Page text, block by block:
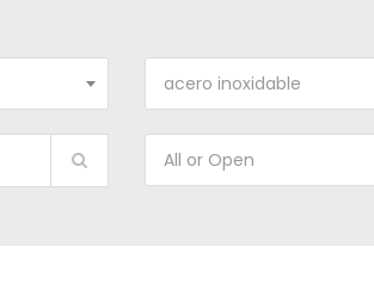
acero inoxidable
All or Open